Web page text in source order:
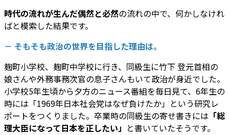
時代の流れが生んだ偶然と必然の流れの中で、何かしなけれ
ばと模索した結果です。
－ そもそも政治の世界を目指した理由は。
麹町小学校、麹町中学校に行き、同級生に竹下 登元首相の
娘さんや外務事務次官の息子さんもいて政治が身近でした。
小学校5年生頃から夕方のニュース番組を毎日見て、6年生の
時には「1969年日本社会党はなぜ負けたか」という研究レ
ポートをつくりました。卒業時の同級生の寄せ書きには 「総
理大臣になって日本を正したい」 と書いていたそうです。